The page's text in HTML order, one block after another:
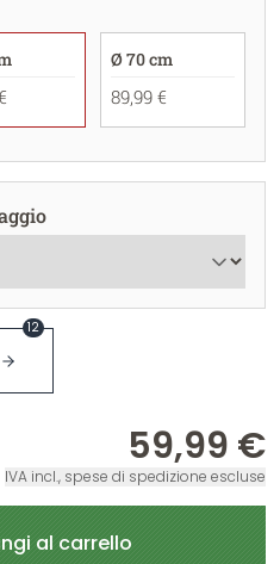
Ø 70 cm
89,99 €
12
59,99 €
IVA incl., spese di spedizione escluse
al carrello